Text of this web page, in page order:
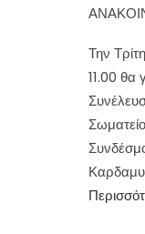
Την
11.00 θα